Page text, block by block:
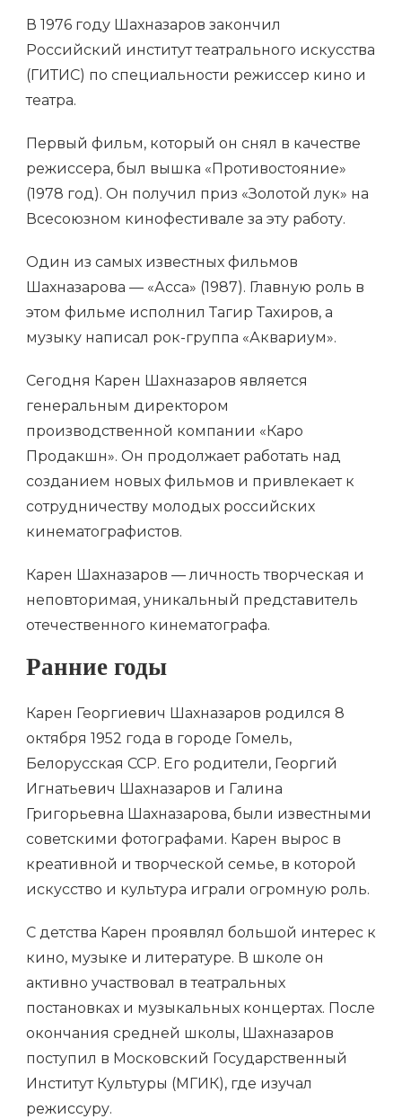
В 1976 году Шахназаров закончил
Российский институт театрального искусства
(ГИТИС) по специальности режиссер кино и
театра.
Первый фильм, который он снял в качестве
режиссера, был вышка «Противостояние»
(1978 год). Он получил приз «Золотой лук» на
Всесоюзном кинофестивале за эту работу.
Один из самых известных фильмов
Шахназарова — «Асса» (1987). Главную роль в
этом фильме исполнил Тагир Тахиров, а
музыку написал рок-группа «Аквариум».
Сегодня Карен Шахназаров является
генеральным директором
производственной компании «Каро
Продакшн». Он продолжает работать над
созданием новых фильмов и привлекает к
сотрудничеству молодых российских
кинематографистов.
Карен Шахназаров — личность творческая и
неповторимая, уникальный представитель
отечественного кинематографа.
Ранние годы
Карен Георгиевич Шахназаров родился 8
октября 1952 года в городе Гомель,
Белорусская ССР. Его родители, Георгий
Игнатьевич Шахназаров и Галина
Григорьевна Шахназарова, были известными
советскими фотографами. Карен вырос в
креативной и творческой семье, в которой
искусство и культура играли огромную роль.
С детства Карен проявлял большой интерес к
кино, музыке и литературе. В школе он
активно участвовал в театральных
постановках и музыкальных концертах. После
окончания средней школы, Шахназаров
поступил в Московский Государственный
Институт Культуры (МГИК), где изучал
режиссуру.